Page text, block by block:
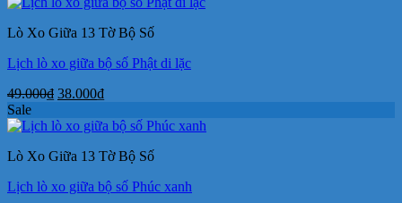
38.000₫.
Lò Xo Giữa 13 Tờ Bộ Số
Lịch lò xo giữa bộ số Phật di lặc
49.000₫ Giá
là:
38.000₫Giá
tại
38.000₫.
Sale
Lò Xo Giữa 13 Tờ Bộ Số
Lịch lò xo giữa bộ số Phúc xanh